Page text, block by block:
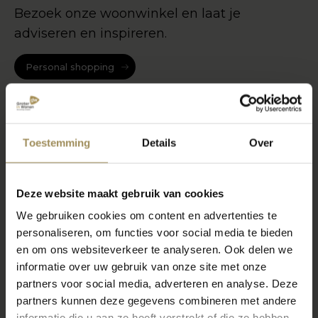
Toestemming Details Over
Deze website maakt gebruik van cookies
We gebruiken cookies om content en advertenties te
personaliseren, om functies voor social media te bieden
en om ons websiteverkeer te analyseren. Ook delen we
informatie over uw gebruik van onze site met onze
partners voor social media, adverteren en analyse. Deze
partners kunnen deze gegevens combineren met andere
Bezoek onze woonwinkel en laat je
adviseren en inspireren.
Personal shopping